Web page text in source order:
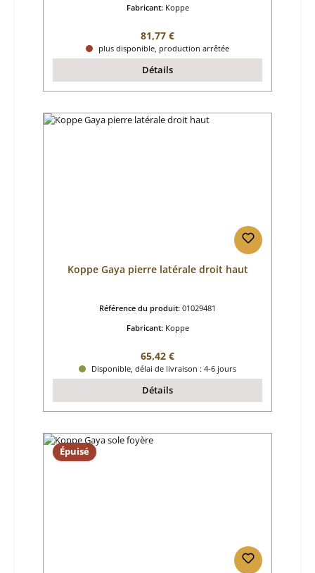
Fabricant: Koppe
Prix régulier :
81,77 €
plus disponible, production arrêtée
Détails
Koppe Gaya pierre latérale droit haut
Référence du produit: 01029481
Fabricant: Koppe
Prix régulier :
65,42 €
Disponible, délai de livraison : 4-6 jours
Détails
Épuisé